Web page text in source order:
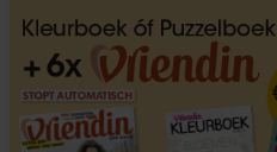
Service
Vriendin participeert in
programma’s, dat houdt
ontvangt voor aankopen
website wordt niet